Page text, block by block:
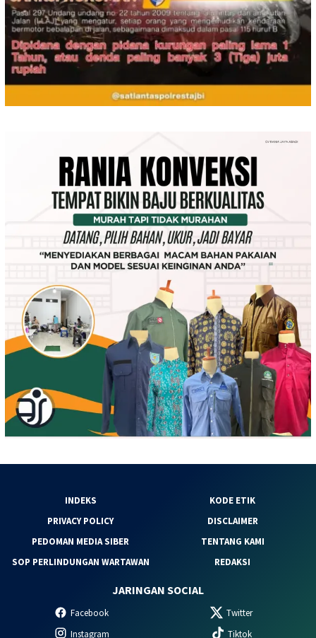
INDEKS
KODE ETIK
PRIVACY POLICY
DISCLAIMER
PEDOMAN MEDIA SIBER
TENTANG KAMI
SOP PERLINDUNGAN WARTAWAN
REDAKSI
JARINGAN SOCIAL
Facebook
Twitter
Instagram
Tiktok